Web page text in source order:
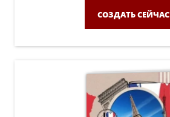
СОЗДАТЬ СЕЙЧАС